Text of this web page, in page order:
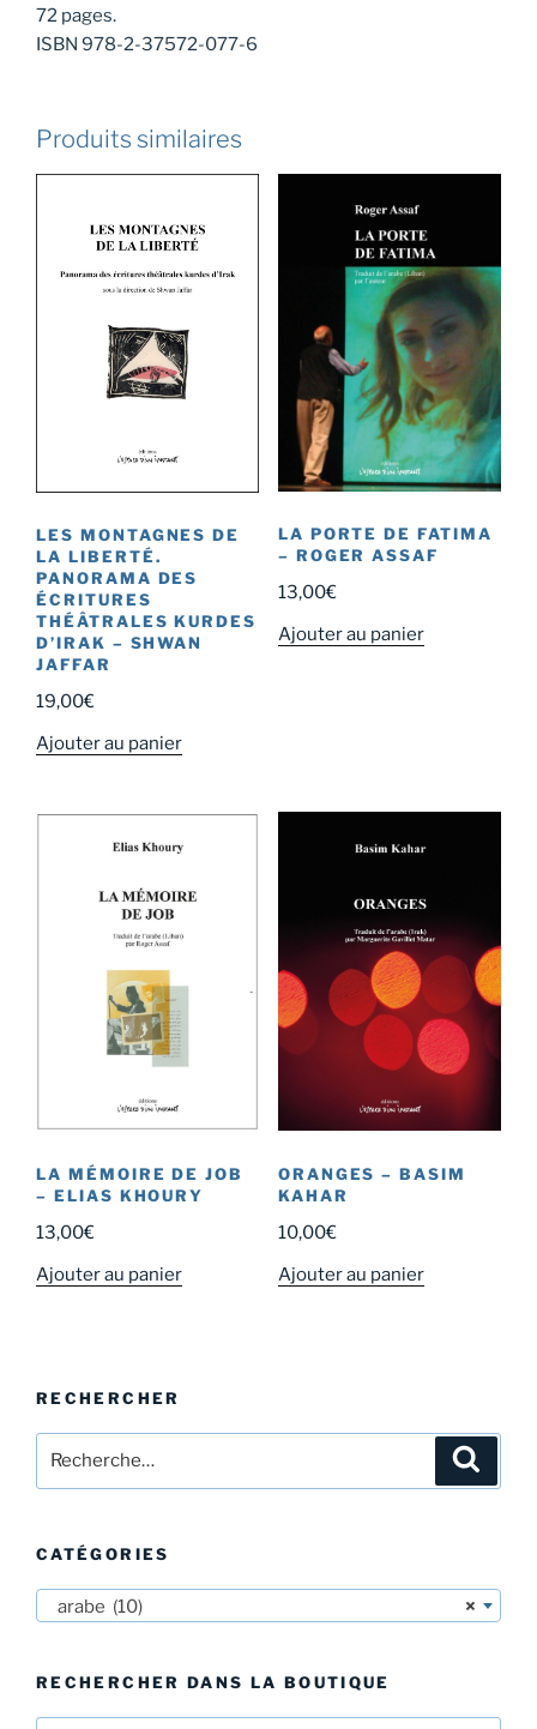
72 pages.
ISBN 978-2-37572-077-6
Produits similaires
LES MONTAGNES DE
LA LIBERTÉ.
PANORAMA DES
ÉCRITURES
THÉÂTRALES KURDES
D’IRAK – SHWAN
JAFFAR
19,00€
Ajouter au panier
LA PORTE DE FATIMA
– ROGER ASSAF
13,00€
Ajouter au panier
LA MÉMOIRE DE JOB
– ELIAS KHOURY
13,00€
Ajouter au panier
ORANGES – BASIM
KAHAR
10,00€
Ajouter au panier
RECHERCHER
pour
CATÉGORIES
×
arabe (10)
RECHERCHER DANS LA BOUTIQUE